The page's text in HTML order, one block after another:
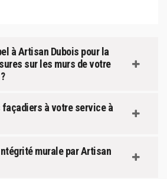
à Artisan Dubois pour la
sur les murs de votre
façadiers à votre service à
murale par Artisan